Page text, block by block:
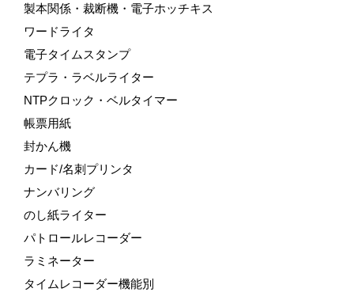
製本関係・裁断機・電子ホッチキス
ワードライタ
電子タイムスタンプ
テプラ・ラベルライター
NTPクロック・ベルタイマー
帳票用紙
封かん機
カード/名刺プリンタ
ナンバリング
のし紙ライター
パトロールレコーダー
ラミネーター
タイムレコーダー機能別